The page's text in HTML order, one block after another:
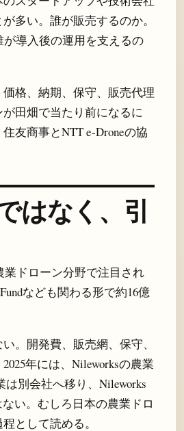
多い。誰が販売するのか。
導入後の運用を支えるの
格、納期、保守、販売代理
田畑で当たり前になるに
友商事とNTT e-Droneの協
はなく、引
業ドローン分野で注目され
なども関わる形で約16億
。開発費、販売網、保守、
年には、Nileworksの農業
は別会社へ移り、Nileworks
い。むしろ日本の農業ドロ
として読める。